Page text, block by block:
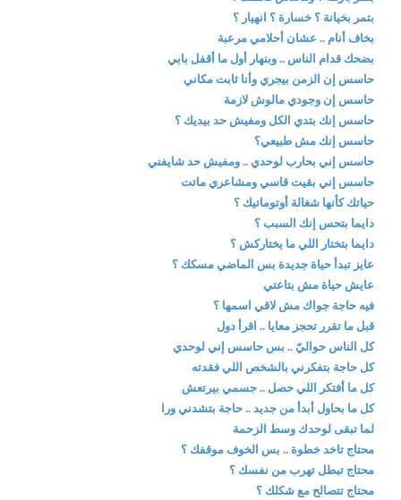
بتمر بخيانة ؟ خسارة ؟ انهيار ؟
بخاف أنام .. عشان أحلامي مرعبة
بضحك قدام الناس .. وبنهار أول ما أقفل بابي
حاسس إن الزمن بيجري وأنا ثابت مكاني
حاسس إن وجودي مالوش لازمة
حاسس إنك بتدي الكل ومفيش حد بيديك ؟
حاسس إنك مش طبيعي؟
حاسس إني بحارب لوحدي .. ومفيش حد شايفني
حاسس إني بقيت قاسي ومشاعري ماتت
حياتك كأنها شغالة أوتوماتيك ؟
دايما بتحس إنك السبب ؟
دايما بتختار اللي ما يختاركش ؟
عايز تبدأ حياة جديدة بس الماضي مسكك ؟
عايش حياة مش بتاعتي
فيه حاجة جواك مش لاقي اسمها ؟
قبل ما تقرر تحجز معايا .. اقرأ دول
كل الناس حواليّ .. بس حاسس إني لوحدي
كل حاجة بتفكرني بالشخص اللي فقدته
كل ما أفتكر اللي حصل .. جسمي بيرتعش
كل ما بحاول أبدأ من جديد .. حاجة بتشدني ورا
لما تبقى لوحدك وسط الزحمة
محتاج تاخد خطوة .. بس الخوف موقفك ؟
محتاج تبطل تهرب من نفسك ؟
محتاج تتصالح مع شكلك ؟